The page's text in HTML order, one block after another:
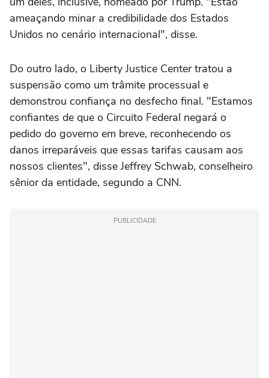
ameaçando minar a credibilidade dos Estados
Unidos no cenário internacional", disse.
Do outro lado, o Liberty Justice Center tratou a
suspensão como um trâmite processual e
demonstrou confiança no desfecho final. "Estamos
confiantes de que o Circuito Federal negará o
pedido do governo em breve, reconhecendo os
danos irreparáveis que essas tarifas causam aos
nossos clientes", disse Jeffrey Schwab, conselheiro
sênior da entidade, segundo a CNN.
PUBLICIDADE